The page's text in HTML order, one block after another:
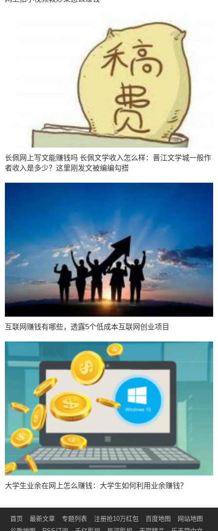
长佩网上写文能赚钱吗 长佩文学收入怎么样：晋江文学城一般作
者收入是多少？这里刚发文被编编勾搭
互联网赚钱有哪些，透露5个低成本互联网创业项目
大学生业余在网上怎么赚钱：大学生如何利用业余赚钱？
首页 最新文章 专题列表 注册抢10万红包 百度地图
网站地图